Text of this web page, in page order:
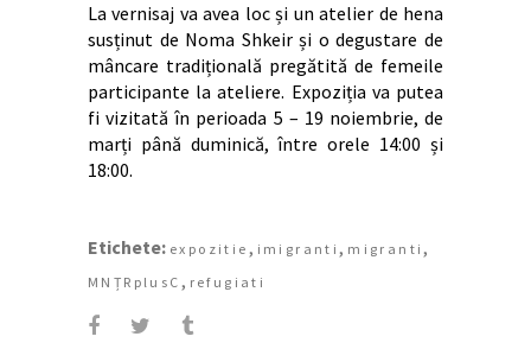
La vernisaj va avea loc și un atelier de hena
susținut de Noma Shkeir și o degustare de
mâncare tradițională pregătită de femeile
participante la ateliere. Expoziția va putea
fi vizitată în perioada 5 – 19 noiembrie, de
marți până duminică, între orele 14:00 și
18:00.
Etichete: expozitie , imigranti, migranti,
MNȚRplusC , refugiati